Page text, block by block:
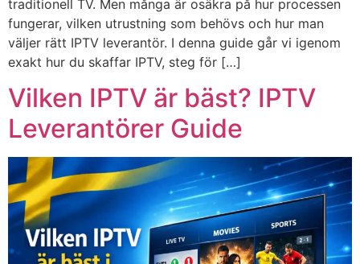
traditionell TV. Men många är osäkra på hur processen
fungerar, vilken utrustning som behövs och hur man
väljer rätt IPTV leverantör. I denna guide går vi igenom
exakt hur du skaffar IPTV, steg för […]
Vilken IPTV är bäst? IPTV
Leverantörer Guide